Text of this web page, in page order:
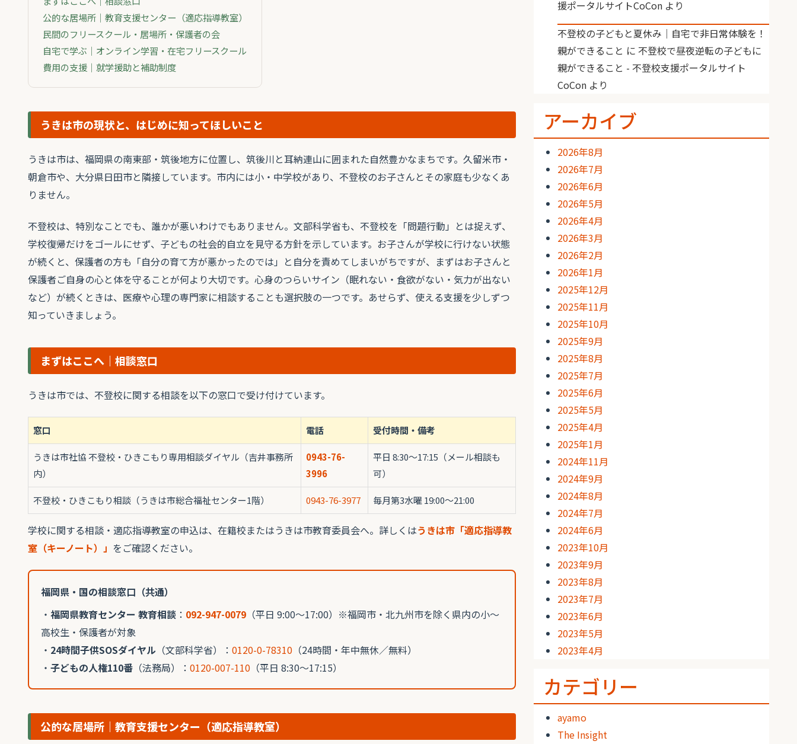
公的な居場所｜教育支援センター（適応指導教室）
民間のフリースクール・居場所・保護者の会
自宅で学ぶ｜オンライン学習・在宅フリースクール
費用の支援｜就学援助と補助制度
うきは市の現状と、はじめに知ってほしいこと
うきは市は、福岡県の南東部・筑後地方に位置し、筑後川と耳納連山に囲まれた自然豊かなまちです。久留米市・
朝倉市や、大分県日田市と隣接しています。市内には小・中学校があり、不登校のお子さんとその家庭も少なくあ
りません。
不登校は、特別なことでも、誰かが悪いわけでもありません。文部科学省も、不登校を「問題行動」とは捉えず、
学校復帰だけをゴールにせず、子どもの社会的自立を見守る方針を示しています。お子さんが学校に行けない状態
が続くと、保護者の方も「自分の育て方が悪かったのでは」と自分を責めてしまいがちですが、まずはお子さんと
保護者ご自身の心と体を守ることが何より大切です。心身のつらいサイン（眠れない・食欲がない・気力が出ない
など）が続くときは、医療や心理の専門家に相談することも選択肢の一つです。あせらず、使える支援を少しずつ
知っていきましょう。
まずはここへ｜相談窓口
うきは市では、不登校に関する相談を以下の窓口で受け付けています。
窓口 電話 受付時間・備考
うきは市社協 不登校・ひきこもり専用相談ダイヤル（吉井事務所
内）
0943-76-
3996
平日 8:30〜17:15（メール相談も
可）
不登校・ひきこもり相談（うきは市総合福祉センター1階） 0943-76-3977 毎月第3水曜 19:00〜21:00
学校に関する相談・適応指導教室の申込は、在籍校またはうきは市教育委員会へ。詳しくはうきは市「適応指導教
室（キーノート）」 をご確認ください。
福岡県・国の相談窓口（共通）
・ 福岡県教育センター 教育相談 ： 092-947-0079 （平日 9:00〜17:00）※福岡市・北九州市を除く県内の小〜
高校生・保護者が対象
・ 24時間子供SOSダイヤル （文部科学省）： 0120-0-78310 （24時間・年中無休／無料）
・ 子どもの人権110番 （法務局）： 0120-007-110 （平日 8:30〜17:15）
公的な居場所｜教育支援センター（適応指導教室）
援ポータルサイトCoCon より
不登校の子どもと夏休み｜自宅で非日常体験を！
親ができること に 不登校で昼夜逆転の子どもに
親ができること - 不登校支援ポータルサイト
CoCon より
アーカイブ
2026年8月
2026年7月
2026年6月
2026年5月
2026年4月
2026年3月
2026年2月
2026年1月
2025年12月
2025年11月
2025年10月
2025年9月
2025年8月
2025年7月
2025年6月
2025年5月
2025年4月
2025年1月
2024年11月
2024年9月
2024年8月
2024年7月
2024年6月
2023年10月
2023年9月
2023年8月
2023年7月
2023年6月
2023年5月
2023年4月
カテゴリー
ayamo
The Insight